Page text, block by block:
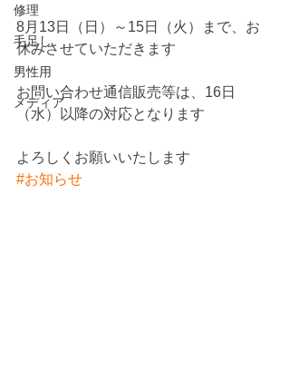
修理
毛足し
男性用
メディア
8月13日（日）～15日（火）まで、お
休みさせていただきます
お問い合わせ通信販売等は、16日
（水）以降の対応となります
よろしくお願いいたします
#お知らせ